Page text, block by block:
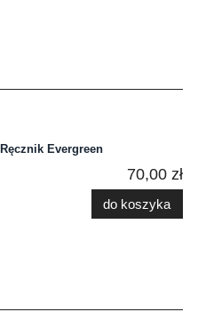
Evergreen
70,00 zł
do koszyka